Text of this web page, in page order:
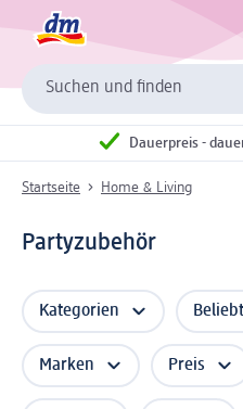
Suchen und finden
Dauerpreis -
Startseite Home & Living
Partyzubehör
Kategorien
Marken Preis